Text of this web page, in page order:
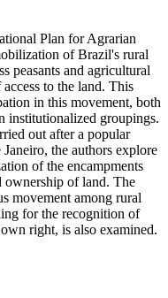
Plan for Agrarian
of Brazil's rural
peasants and agricultural
to the land. This
in this movement, both
institutionalized groupings.
out after a popular
the authors explore
of the encampments
ownership of land. The
movement among rural
for the recognition of
right, is also examined.